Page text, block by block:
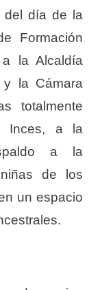
del día de la
Formación
la Alcaldía
y la Cámara
totalmente
Inces, a la
a la
de los
un espacio